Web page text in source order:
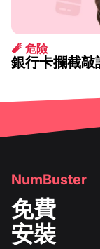
🧨 危險
銀行卡攔截敲
NumBuster
免費
安裝